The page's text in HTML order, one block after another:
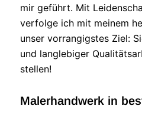
mir geführt. Mit
verfolge ich mit meinem
unser vorrangigstes Ziel:
und langlebiger
stellen!
Malerhandwerk in